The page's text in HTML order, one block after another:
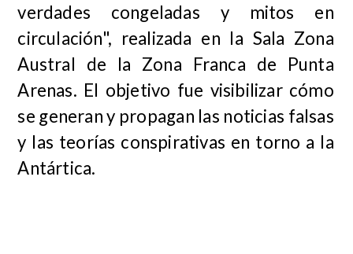
verdades congeladas y mitos en
circulación", realizada en la Sala Zona
Austral de la Zona Franca de Punta
Arenas. El objetivo fue visibilizar cómo
se generan y propagan las noticias falsas
y las teorías conspirativas en torno a la
Antártica.